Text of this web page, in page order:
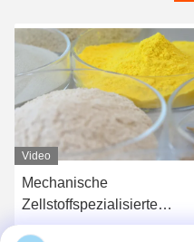
Video
Mechanische
Zellstoffspezialisierte
Enzympulver und -